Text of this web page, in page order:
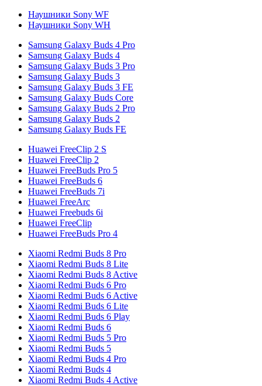
Наушники Sony WF
Наушники Sony WH
Samsung Galaxy Buds 4 Pro
Samsung Galaxy Buds 4
Samsung Galaxy Buds 3 Pro
Samsung Galaxy Buds 3
Samsung Galaxy Buds 3 FE
Samsung Galaxy Buds Core
Samsung Galaxy Buds 2 Pro
Samsung Galaxy Buds 2
Samsung Galaxy Buds FE
Huawei FreeClip 2 S
Huawei FreeClip 2
Huawei FreeBuds Pro 5
Huawei FreeBuds 6
Huawei FreeBuds 7i
Huawei FreeArc
Huawei Freebuds 6i
Huawei FreeClip
Huawei FreeBuds Pro 4
Xiaomi Redmi Buds 8 Pro
Xiaomi Redmi Buds 8 Lite
Xiaomi Redmi Buds 8 Active
Xiaomi Redmi Buds 6 Pro
Xiaomi Redmi Buds 6 Active
Xiaomi Redmi Buds 6 Lite
Xiaomi Redmi Buds 6 Play
Xiaomi Redmi Buds 6
Xiaomi Redmi Buds 5 Pro
Xiaomi Redmi Buds 5
Xiaomi Redmi Buds 4 Pro
Xiaomi Redmi Buds 4
Xiaomi Redmi Buds 4 Active